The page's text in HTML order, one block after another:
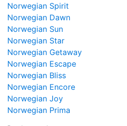
Norwegian Spirit
Norwegian Dawn
Norwegian Sun
Norwegian Star
Norwegian Getaway
Norwegian Escape
Norwegian Bliss
Norwegian Encore
Norwegian Joy
Norwegian Prima